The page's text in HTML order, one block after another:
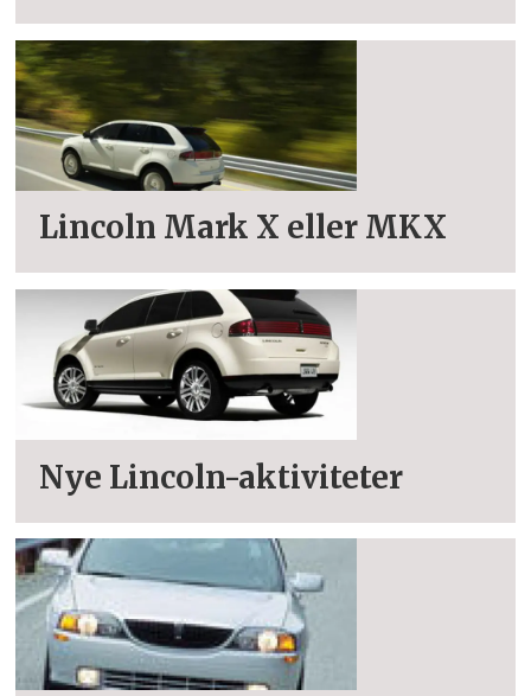
Lincoln Mark X eller MKX
Nye Lincoln-aktiviteter